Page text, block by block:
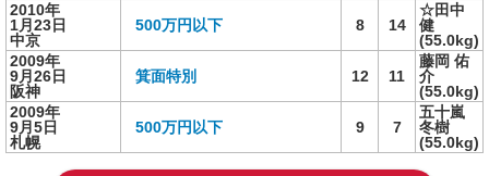
2010年
1月23日
中京
500万円以下 8 14
☆田中
健
(55.0kg)
2009年
9月26日
阪神
箕面特別 12 11
藤岡 佑
介
(55.0kg)
2009年
9月5日
札幌
500万円以下 9 7
五十嵐
冬樹
(55.0kg)